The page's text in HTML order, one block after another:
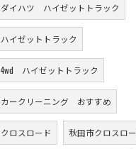
ダイハツ ハイゼットトラック
ハイゼットトラック
4wd ハイゼットトラック
カークリーニング おすすめ
クロスロード 秋田市クロスロ